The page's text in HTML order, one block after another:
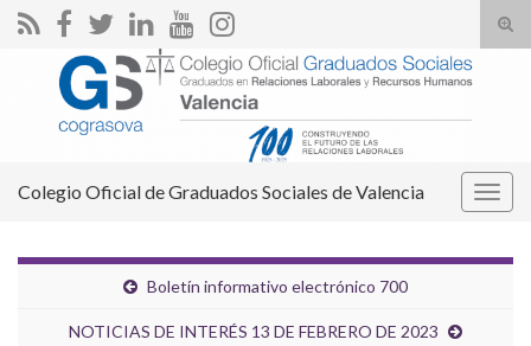
el
Search for:
Colegio Oficial de Graduados Sociales de Valencia
Boletín informativo electrónico 700
NOTICIAS DE INTERÉS 13 DE FEBRERO DE 2023